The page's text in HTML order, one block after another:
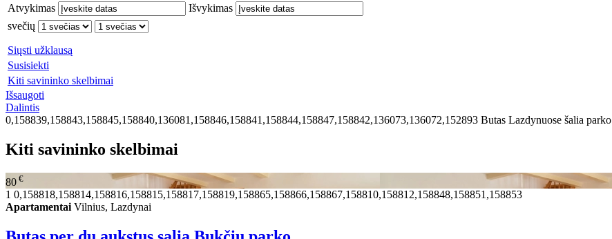
Atvykimas
Išvykimas
svečių
Siųsti užklausą
Susisiekti
Kiti savininko skelbimai
Išsaugoti
Dalintis
0,158839,158843,158845,158840,136081,158846,158841,158844,158847,158842,136073,136072,152893 Butas Lazdynuose šalia parko
Kiti savininko skelbimai
80 €
1 0,158818,158814,158816,158815,158817,158819,158865,158866,158867,158810,158812,158848,158851,158853
Apartamentai Vilnius, Lazdynai